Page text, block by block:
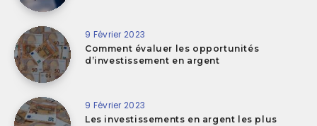
9 Février 2023
Comment évaluer les opportunités
d’investissement en argent
9 Février 2023
Les investissements en argent les plus